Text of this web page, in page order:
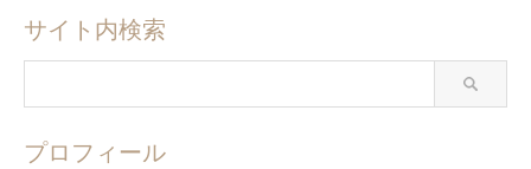
サイト内検索
プロフィール